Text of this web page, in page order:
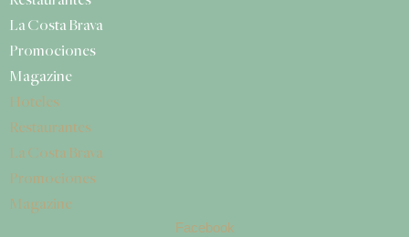
La Costa Brava
Promociones
Magazine
Hoteles
Restaurantes
La Costa Brava
Promociones
Magazine
Facebook